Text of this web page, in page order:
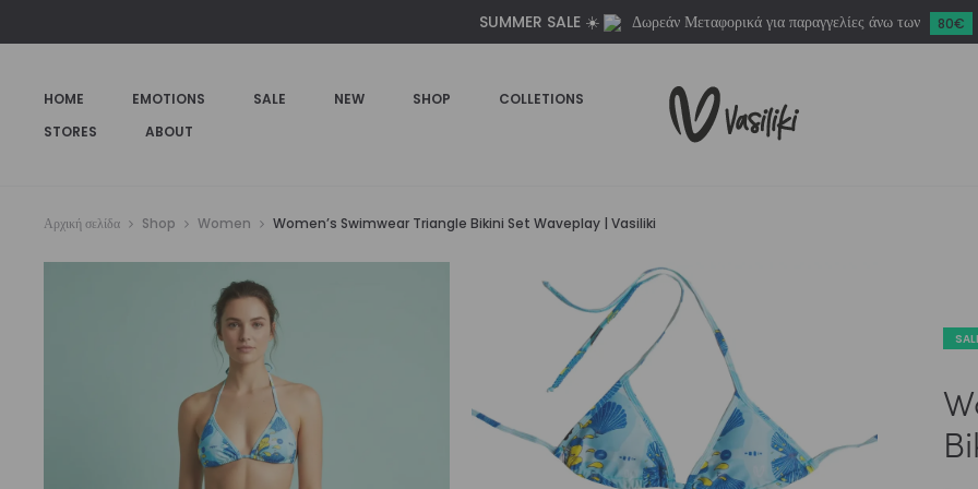
SUMMER SALE ☀️ Δωρεάν Μεταφορικά για παραγγελίες άνω των 80€
HOME EMOTIONS SALE NEW SHOP
COLLETIONS
STORES
ABOUT
Αρχική σελίδα Shop Women Women’s Swimwear Triangle Bikini Set Waveplay | Vasiliki
€65,00.
Waveplay